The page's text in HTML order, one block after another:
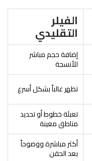
الفيلر
التقليدي
إضافة حجم مباشر
للأنسجة
تظهر غالباً بشكل أسرع
تعبئة خطوط أو تحديد
مناطق معينة
أكثر مباشرة ووضوحاً
بعد الحقن